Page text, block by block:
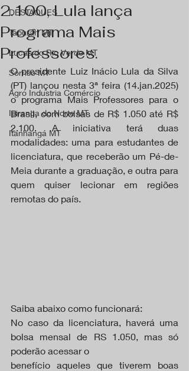
DESTAQUES
Tapurah MT
Lucas do Rio Verde MT
Sorriso MT
Agro Industria Comércio
Ipiranga do Norte MT
Itanhangá MT
2.100, Lula lança
Programa Mais
Professores.
O presidente Luiz Inácio Lula da Silva
(PT) lançou nesta 3ª feira (14.jan.2025)
o programa Mais Professores para o
Brasil, com bolsas de R$ 1.050 até R$
2.100. A iniciativa terá duas
modalidades: uma para estudantes de
licenciatura, que receberão um Pé-de-
Meia durante a graduação, e outra para
quem quiser lecionar em regiões
remotas do país.
Saiba abaixo como funcionará:
No caso da licenciatura, haverá uma
bolsa mensal de RS 1.050, mas só
poderão acessar o
benefício aqueles que tiverem boas